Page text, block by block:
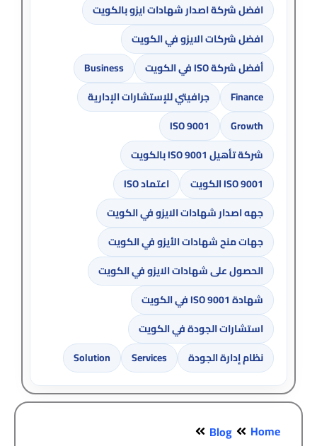
افضل شركة اصدار شهادات ايزو بالكويت
افضل شركات الايزو في الكويت
أفضل شركة ISO في الكويت
Business
Finance
جرافيتي للإستشارات الإدارية
Growth
ISO 9001
شركة تأهيل ISO 9001 بالكويت
ISO 9001 الكويت
اعتماد ISO
جهه اصدار شهادات الايزو في الكويت
جهات منح شهادات الأيزو في الكويت
الحصول على شهادات الايزو في الكويت
شهادة ISO 9001 في الكويت
استشارات الجودة في الكويت
نظام إدارة الجودة
Services
Solution
Home
Blog